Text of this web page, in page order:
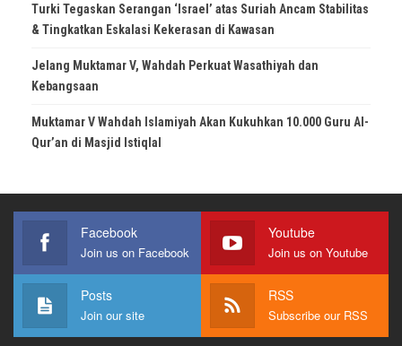
Turki Tegaskan Serangan ‘Israel’ atas Suriah Ancam Stabilitas
& Tingkatkan Eskalasi Kekerasan di Kawasan
Jelang Muktamar V, Wahdah Perkuat Wasathiyah dan
Kebangsaan
Muktamar V Wahdah Islamiyah Akan Kukuhkan 10.000 Guru Al-
Qur’an di Masjid Istiqlal
Facebook
Join us on Facebook
Youtube
Join us on Youtube
Posts
Join our site
RSS
Subscribe our RSS